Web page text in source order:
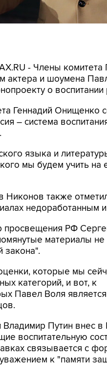
- Члены
актера и шоумена
о
Геннадий Онищенко
– система
языка и
мы будем учить на
Никонов также
недоработанным
просвещения РФ
материалы не
закона".
которые мы
категорий, и вот, к
Павел Воля является
Владимир Путин внес
воспитательную
связывается с
к "памяти